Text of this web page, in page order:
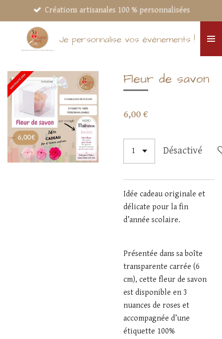
au
contenu
principal
Je personnalise vos événements !
Créations artisanales 100 % personnalisées
Fleur de savon
6,00 €
Désactivé
Idée cadeau originale et
délicate pour la fin
d’année scolaire.
Présentée dans sa boîte
transparente carrée (6
cm), cette fleur de savon
est disponible en 3
nuances de roses et
accompagnée d’une
étiquette 100%